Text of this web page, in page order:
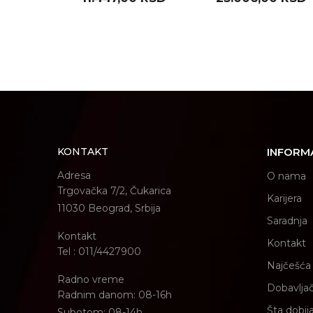
H15 EK1050 )
KONTAKT
Adresa
Trgovačka 7/2, Čukarica
11030 Beograd, Srbija
Kontakt
Tel : 011/4427900
Radno vreme
Radnim danom: 08-16h
O nama
Karijera
Saradnja
Kontakt
Šta